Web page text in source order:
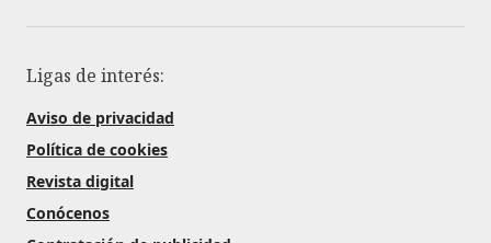
Ligas de interés:
Aviso de privacidad
Política de cookies
Revista digital
Conócenos